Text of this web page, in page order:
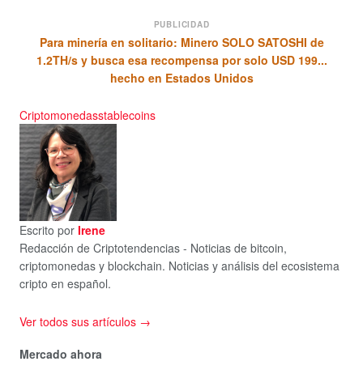
PUBLICIDAD
Para minería en solitario: Minero SOLO SATOSHI de
1.2TH/s y busca esa recompensa por solo USD 199...
hecho en Estados Unidos
Criptomonedasstablecoins
Escrito por Irene
Redacción de Criptotendencias - Noticias de bitcoin,
criptomonedas y blockchain. Noticias y análisis del ecosistema
cripto en español.
Ver todos sus artículos →
Mercado ahora